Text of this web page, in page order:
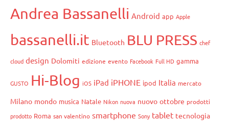
Andrea Bassanelli Android app Apple
bassanelli.it Bluetooth BLU PRESS chef
cloud design Dolomiti edizione evento Facebook Full HD gamma
GUSTO Hi-Blog iOS iPad iPHONE ipod Italia mercato
Milano mondo musica Natale Nikon nuova nuovo ottobre prodotti
prodotto Roma san valentino smartphone Sony tablet tecnologia